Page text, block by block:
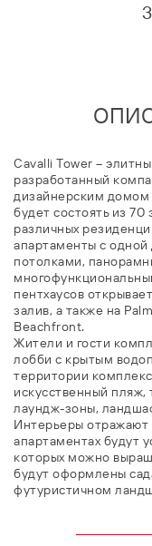
Cavalli Tower –
разработанный
дизайнерским домом
будет состоять из
различных
апартаменты с одной
потолками,
пентхаусов
залив, а также на
Beachfront.
Жители и гости
лобби с крытым
территории
искусственный
лаундж-зоны,
Интерьеры отражают
апартаментах будут
которых можно
будут оформлены
футуристичном